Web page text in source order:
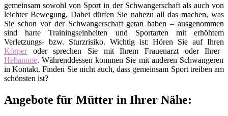
gemeinsam sowohl von Sport in der Schwangerschaft als auch von
leichter Bewegung. Dabei dürfen Sie nahezu all das machen, was
Sie schon vor der Schwangerschaft getan haben – ausgenommen
sind harte Trainingseinheiten und Sportarten mit erhöhtem
Verletzungs- bzw. Sturzrisiko. Wichtig ist: Hören Sie auf Ihren
Körperoder sprechen Sie mit Ihrem Frauenarzt oder Ihrer
Hebamme. Währenddessen kommen Sie mit anderen Schwangeren
in Kontakt. Finden Sie nicht auch, dass gemeinsam Sport treiben am
schönsten ist?
Angebote für Mütter in Ihrer Nähe: